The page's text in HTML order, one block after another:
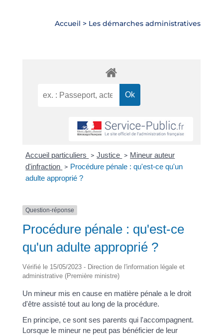
Accueil > Les démarches administratives
Accueil particuliers > Justice > Mineur auteur
d'infraction > Procédure pénale : qu'est-ce qu'un
adulte approprié ?
Question-réponse
Procédure pénale : qu'est-ce
qu'un adulte approprié ?
Vérifié le 15/05/2023 - Direction de l'information légale et
administrative (Première ministre)
Un mineur mis en cause en matière pénale a le droit
d'être assisté tout au long de la procédure.
En principe, ce sont ses parents qui l'accompagnent.
Lorsque le mineur ne peut pas bénéficier de leur